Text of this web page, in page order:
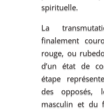
spirituelle.
La
finalement
rouge, ou
d’un état de
étape
des opposés,
masculin et du